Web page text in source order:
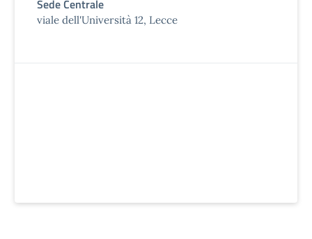
Sede Centrale
viale dell'Università 12, Lecce